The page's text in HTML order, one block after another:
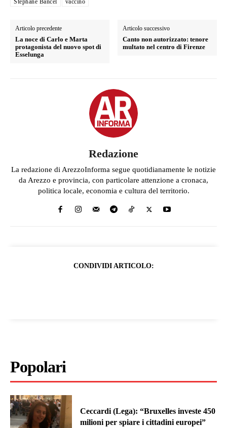
Stéphane Bancel vaccino
Articolo precedente
La noce di Carlo e Marta
protagonista del nuovo spot di
Esselunga
Articolo successivo
Canto non autorizzato: tenore
multato nel centro di Firenze
Redazione
La redazione di ArezzoInforma segue quotidianamente le notizie
da Arezzo e provincia, con particolare attenzione a cronaca,
politica locale, economia e cultura del territorio.
CONDIVIDI ARTICOLO:
Popolari
Ceccardi (Lega): “Bruxelles investe 450
milioni per spiare i cittadini europei”